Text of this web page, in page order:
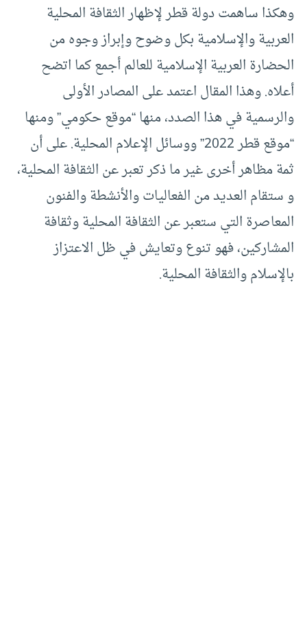
وهكذا ساهمت دولة قطر لإظهار الثقافة المحلية
العربية والإسلامية بكل وضوح وإبراز وجوه من
الحضارة العربية الإسلامية للعالم أجمع كما اتضح
أعلاه. وهذا المقال اعتمد على المصادر الأولى
والرسمية في هذا الصدد، منها “موقع حكومي” ومنها
“موقع قطر 2022” ووسائل الإعلام المحلية. على أن
ثمة مظاهر أخرى غير ما ذكر تعبر عن الثقافة المحلية،
و ستقام العديد من الفعاليات والأنشطة والفنون
المعاصرة التي ستعبر عن الثقافة المحلية وثقافة
المشاركين، فهو تنوع وتعايش في ظل الاعتزاز
بالإسلام والثقافة المحلية.